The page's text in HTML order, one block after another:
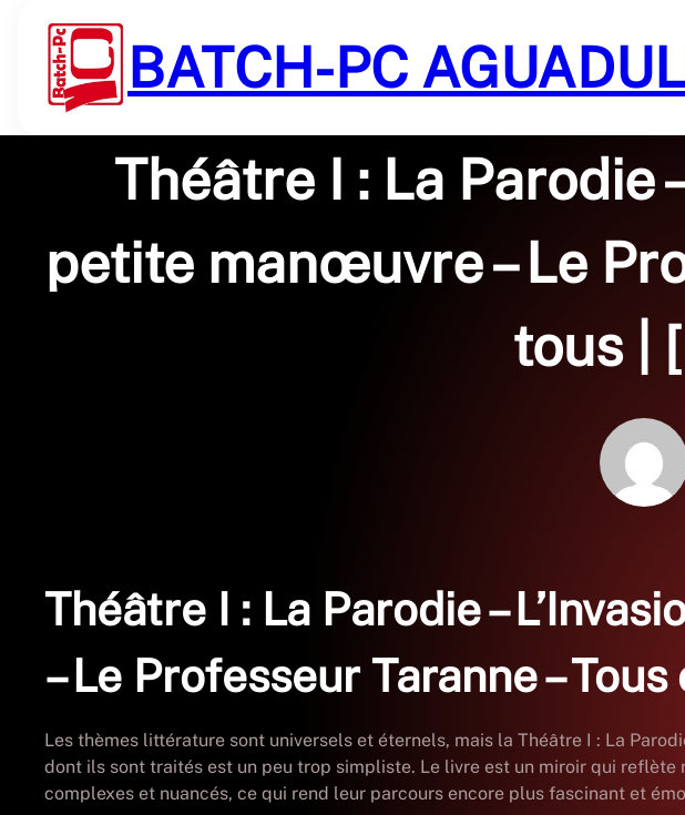
contenido
BATCH-PC
Théâtre I : La Parodie
petite manœuvre – Le
tous |
Théâtre I : La Parodie –
– Le Professeur Taranne –
Les thèmes littérature sont universels et éternels, mais la Théâtre I : La
dont ils sont traités est un peu trop simpliste. Le livre est un miroir qui
complexes et nuancés, ce qui rend leur parcours encore plus fascinant et